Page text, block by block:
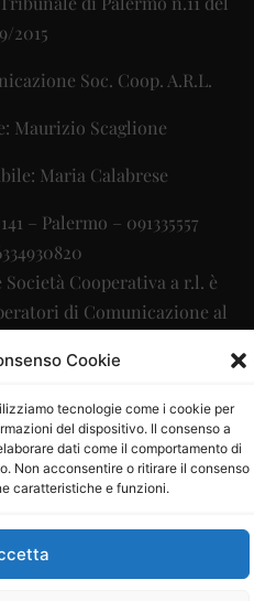
Cookie
tecnologie come i cookie per
del dispositivo. Il consenso a
dati come il comportamento di
Non acconsentire o ritirare il consenso
caratteristiche e funzioni.
2015
Soc. Coop. A.R.L.
Maurizio Scaglione
Maria Calabrese
– Palermo – 091335557
Cooperativa a r.l. è
di Comunicazione al